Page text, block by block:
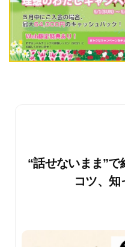
“話せないまま”
コツ、知